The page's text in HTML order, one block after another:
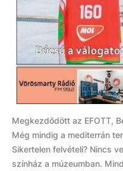
Megkezdődött az EFOTT,
Még mindig a mediterrán
Sikertelen felvételi? Nincs
színház a múzeumban.